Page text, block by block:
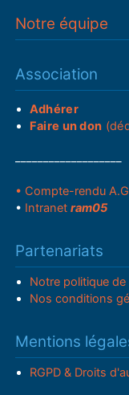
Notre équipe
Association
Adhérer
Faire un don
• Compte-rendu
• Intranetram05
Partenariats
Notre politique
Nos conditions
Mentions
RGPD & Droits